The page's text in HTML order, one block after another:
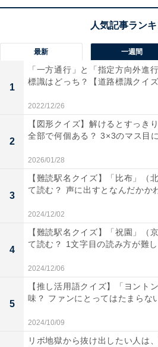
1 2
最新 一週間
1
「一方通行」と「指定方向外進
標識はどっち？【道路標識クイズ
2022/12/26
2
【図形クイズ】解けるとすっき
全部で何個ある？ 3×3のマス目
2026/01/28
3
【難読駅名クイズ】「比布」（
て読む？ 声に出すとなんだかか
2024/12/02
4
【難読駅名クイズ】「祝園」（
て読む？ 1文字目の読み方が難
2024/12/06
5
【推し活用語クイズ】「ヨント
味？ ファンにとってはたまらな
2024/10/09
リボ地獄から抜け出したい人は